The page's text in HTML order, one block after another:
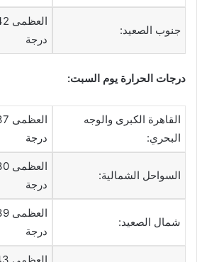
جنوب الصعيد:
درجة
درجات الحرارة يوم السبت:
القاهرة الكبرى والوجه
البحري:
درجة
السواحل الشمالية:
درجة
شمال الصعيد:
درجة